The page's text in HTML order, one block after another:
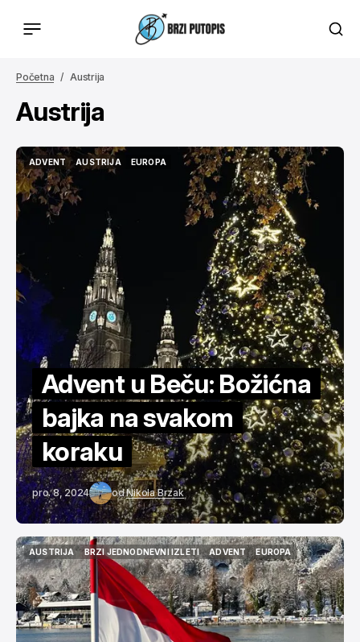
Početna Austrija
Austrija
ADVENT
ADVENT
AUSTRIJA
AUSTRIJA
EUROPA
Advent u Beču: Božićna
bajka na svakom
koraku
pro. 8, 2024 odNikola Brzak
AUSTRIJA
AUSTRIJA
BRZI JEDNODNEVNI IZLETI
BRZI JEDNODNEVNI IZLETI
ADVENT
ADVENT
EUROPA
EUROPA